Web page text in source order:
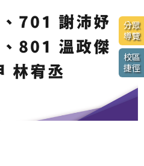
分眾
導覽
校區
捷徑